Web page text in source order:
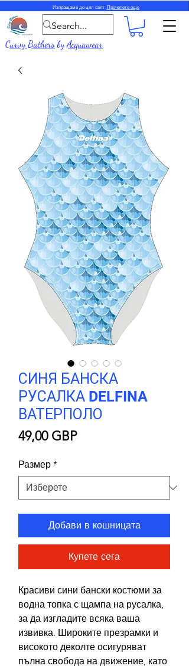
Изпращаме до цял свят. Прочетете още
Curvy BathersbyAcquawear
СИНЯ БАНСКА
РУСАЛКА DELFINA
ВАТЕРПОЛО
49,00 GBPЦена
Размер *
Добави в кошницата
Купете сега
Красиви сини бански костюми за
водна топка с щампа на русалка,
за да изгладите всяка ваша
извивка. Широките презрамки и
високото деколте осигуряват
пълна свобода на движение, като